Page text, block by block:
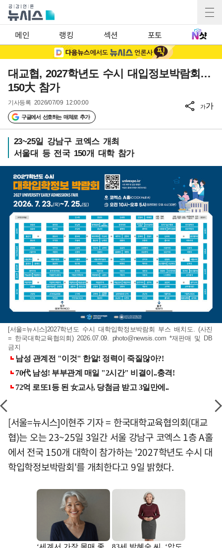
메인 랭킹 섹션 포토
대교협, 2027학년도 수시 대입정보박람회…
150大 참가
기사등록 2026/07/09 12:00:00
구글에서 선호하는 매체로 추가
가가
23~25일 강남구 코엑스 개최
서울대 등 전국 150개 대학 참가
[서울=뉴시스]2027학년도 수시 대학입학정보박람회 부스 배치도. (사진
= 한국대학교육협의회) 2026.07.09. photo@newsis.com *재판매 및 DB
금지
[서울=뉴시스]이현주 기자 = 한국대학교육협의회(대교
협)는 오는 23~25일 3일간 서울 강남구 코엑스 1층 A홀
에서 전국 150개 대학이 참가하는 '2027학년도 수시 대
학입학정보박람회'를 개최한다고 9일 밝혔다.